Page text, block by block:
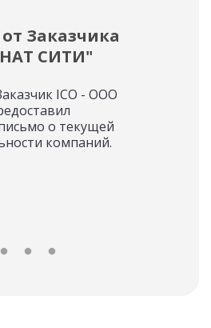
Заказчика
СИТИ"
ICO - ООО
о текущей
компаний.